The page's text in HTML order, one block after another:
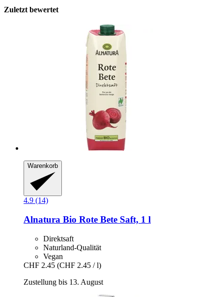
Zuletzt bewertet
Warenkorb
4.9 (14)
Alnatura Bio Rote Bete Saft, 1 l
Direktsaft
Naturland-Qualität
Vegan
CHF 2.45 (CHF 2.45 / l)
Zustellung bis 13. August